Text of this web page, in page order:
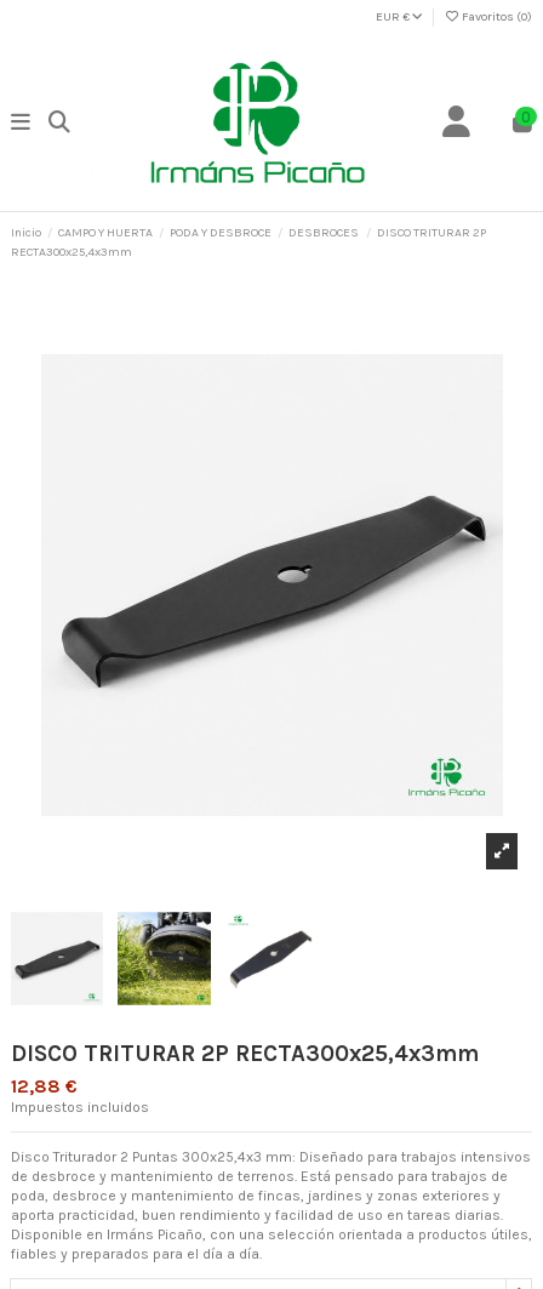
EUR € Favoritos (0)
0
Inicio CAMPO Y HUERTA PODA Y DESBROCE DESBROCES
DISCO TRITURAR 2P
RECTA300x25,4x3mm
DISCO TRITURAR 2P RECTA300x25,4x3mm
12,88 €
Impuestos incluidos
Disco Triturador 2 Puntas 300x25,4x3 mm: Diseñado para trabajos intensivos
de desbroce y mantenimiento de terrenos. Está pensado para trabajos de
poda, desbroce y mantenimiento de fincas, jardines y zonas exteriores y
aporta practicidad, buen rendimiento y facilidad de uso en tareas diarias.
Disponible en Irmáns Picaño, con una selección orientada a productos útiles,
fiables y preparados para el día a día.